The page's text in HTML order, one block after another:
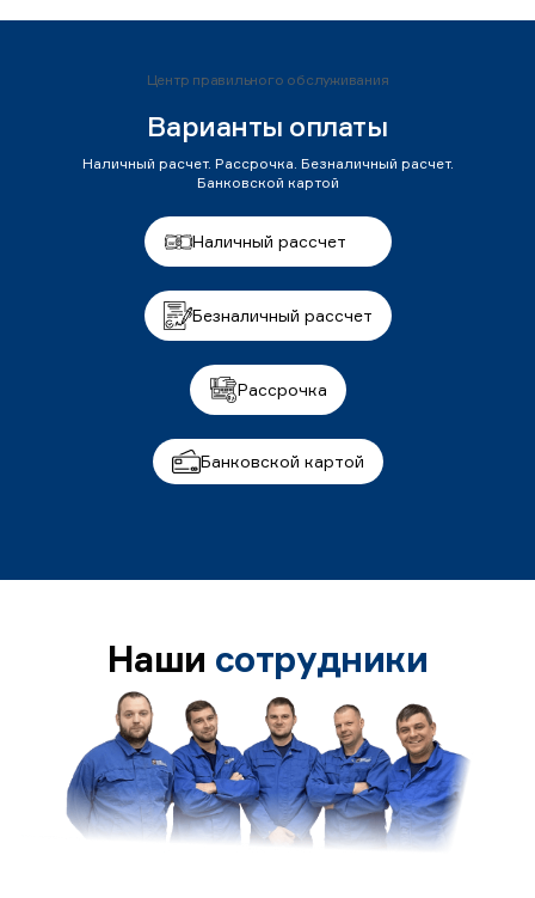
Центр правильного обслуживания
Варианты оплаты
Наличный расчет. Рассрочка. Безналичный расчет.
Банковской картой
Наличный рассчет
Безналичный рассчет
Рассрочка
Банковской картой
Наши сотрудники